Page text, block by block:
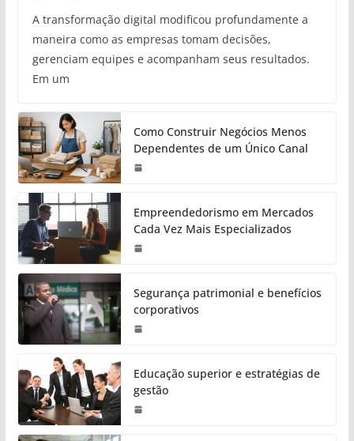
A transformação digital modificou profundamente a
maneira como as empresas tomam decisões,
gerenciam equipes e acompanham seus resultados.
Em um
Como Construir Negócios Menos
Dependentes de um Único Canal
Empreendedorismo em Mercados
Cada Vez Mais Especializados
Segurança patrimonial e benefícios
corporativos
Educação superior e estratégias de
gestão